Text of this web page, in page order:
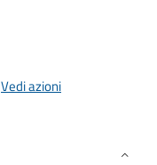
Vedi azioni